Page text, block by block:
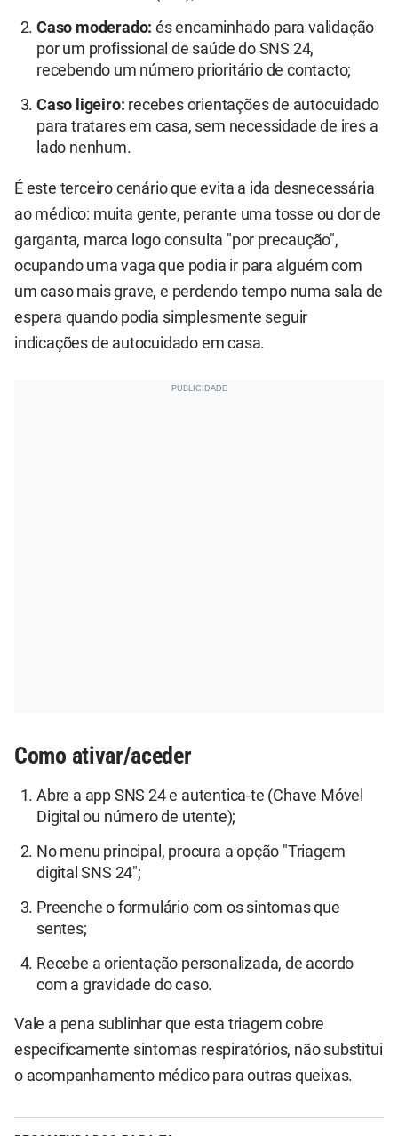
Caso moderado: és encaminhado para validação
por um profissional de saúde do SNS 24,
recebendo um número prioritário de contacto;
Caso ligeiro: recebes orientações de autocuidado
para tratares em casa, sem necessidade de ires a
lado nenhum.
É este terceiro cenário que evita a ida desnecessária
ao médico: muita gente, perante uma tosse ou dor de
garganta, marca logo consulta "por precaução",
ocupando uma vaga que podia ir para alguém com
um caso mais grave, e perdendo tempo numa sala de
espera quando podia simplesmente seguir
indicações de autocuidado em casa.
Como ativar/aceder
Abre a app SNS 24 e autentica-te (Chave Móvel
Digital ou número de utente);
No menu principal, procura a opção "Triagem
digital SNS 24";
Preenche o formulário com os sintomas que
sentes;
Recebe a orientação personalizada, de acordo
com a gravidade do caso.
Vale a pena sublinhar que esta triagem cobre
especificamente sintomas respiratórios, não substitui
o acompanhamento médico para outras queixas.